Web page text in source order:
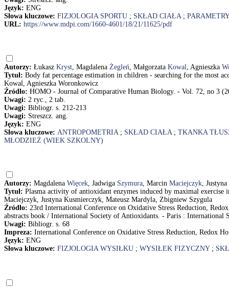
Język: ENG
Słowa kluczowe: FIZJOLOGIA SPORTU ; SKŁAD CIAŁA;
URL: https://www.mdpi.com/1660-4601/18/21/11625/pdf
Autorzy: Łukasz Kryst, Magdalena Żegleń, Małgorzata Kowal, Agnieszka
Tytuł: Body fat percentage estimation in children - searching for the most
Kowal, Agnieszka Woronkowicz
Źródło: HOMO - Journal of Comparative Human Biology. - Vol. 72, no 3
Uwagi: 2 ryc., 2 tab.
Uwagi: Bibliogr. s. 212-213
Uwagi: Streszcz. ang.
Język: ENG
Słowa kluczowe: ANTROPOMETRIA; SKŁAD CIAŁA; TKANKA
MŁODZIEŻ (WIEK SZKOLNY)
Autorzy: Magdalena Więcek, Jadwiga Szymura, Marcin Maciejczyk, Justyna
Tytuł: Plasma activity of antioxidant enzymes induced by maximal
Maciejczyk, Justyna Kusmierczyk, Mateusz Mardyla, Zbigniew Szygula
Źródło: 23rd International Conference on Oxidative Stress Reduction,
abstracts book / International Society of Antioxidants. - Paris : International
Uwagi: Bibliogr. s. 68
Impreza: International Conference on Oxidative Stress Reduction, Redox
Język: ENG
Słowa kluczowe: FIZJOLOGIA WYSIŁKU ; WYSIŁEK FIZYCZNY;